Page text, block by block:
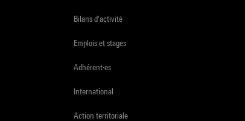
Bilans d'activité
Emplois et stages
Adhérent·es
International
Action territoriale